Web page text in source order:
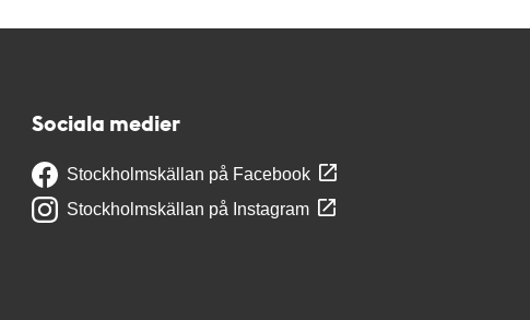
Sociala medier
Stockholmskällan på Facebook
Stockholmskällan på Instagram